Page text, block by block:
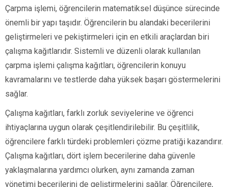
Çarpma işlemi, öğrencilerin matematiksel düşünce sürecinde
önemli bir yapı taşıdır. Öğrencilerin bu alandaki becerilerini
geliştirmeleri ve pekiştirmeleri için en etkili araçlardan biri
çalışma kağıtlarıdır. Sistemli ve düzenli olarak kullanılan
çarpma işlemi çalışma kağıtları, öğrencilerin konuyu
kavramalarını ve testlerde daha yüksek başarı göstermelerini
sağlar.
Çalışma kağıtları, farklı zorluk seviyelerine ve öğrenci
ihtiyaçlarına uygun olarak çeşitlendirilebilir. Bu çeşitlilik,
öğrencilere farklı türdeki problemleri çözme pratiği kazandırır.
Çalışma kağıtları, dört işlem becerilerine daha güvenle
yaklaşmalarına yardımcı olurken, aynı zamanda zaman
yönetimi becerilerini de geliştirmelerini sağlar. Öğrencilere,